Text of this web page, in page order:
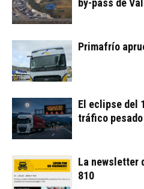
by-pass de
Primafrío
El eclipse del
tráfico pesado
La newsletter
810